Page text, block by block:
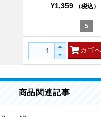
¥1,359 （税込）
5
商品関連記事